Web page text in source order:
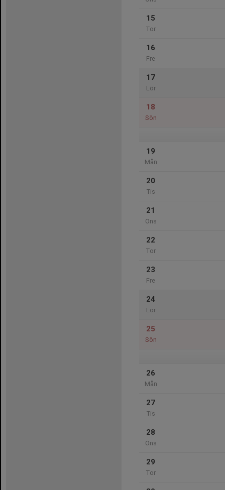
15
Tor
16
Fre
17
Lör
18
Sön
19
Mån
20
Tis
21
Ons
22
Tor
23
Fre
24
Lör
25
Sön
26
Mån
27
Tis
28
Ons
29
Tor